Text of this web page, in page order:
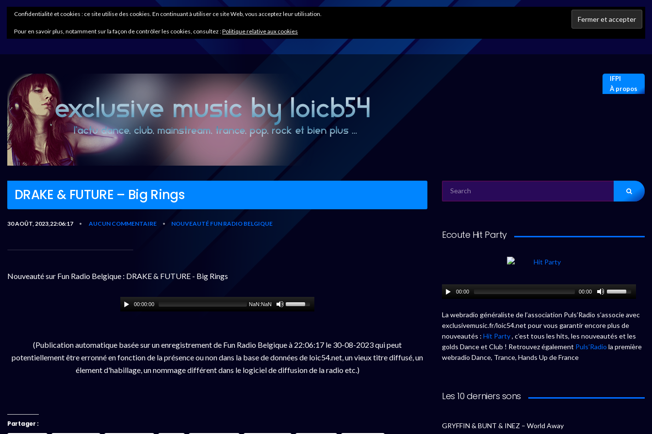
IFPI
À propos
DRAKE & FUTURE – Big Rings
30 AOÛT, 2023,22:06:17 • AUCUN COMMENTAIRE • NOUVEAUTÉ FUN RADIO BELGIQUE
Nouveauté sur Fun Radio Belgique : DRAKE & FUTURE - Big Rings
00:00:00 NaN:NaN
(Publication automatique basée sur un enregistrement de Fun Radio Belgique à 22:06:17 le 30-08-2023 qui peut
potentiellement être erronné en fonction de la présence ou non dans la base de données de loic54.net, un vieux titre diffusé, un
élement d'habillage, un nommage différent dans le logiciel de diffusion de la radio etc.)
Partager :
FOR:
Ecoute Hit Party
00:00 00:00
La webradio généraliste de l’association Puls’Radio s’associe avec
exclusivemusic.fr/loic54.net pour vous garantir encore plus de
nouveautés : Hit Party, c’est tous les hits, les nouveautés et les
golds Dance et Club ! Retrouvez également Puls’Radio la première
webradio Dance, Trance, Hands Up de France
Les 10 derniers sons
GRYFFIN & BUNT & INEZ – World Away
Confidentialité et cookies : ce site utilise des cookies. En continuant à utiliser ce site Web, vous acceptez leur utilisation.
Pour en savoir plus, notamment sur la façon de contrôler les cookies, consultez :Politique relative aux cookies